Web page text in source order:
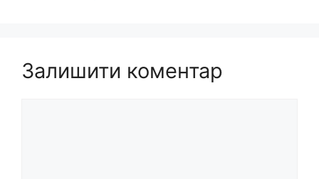
Залишити коментар